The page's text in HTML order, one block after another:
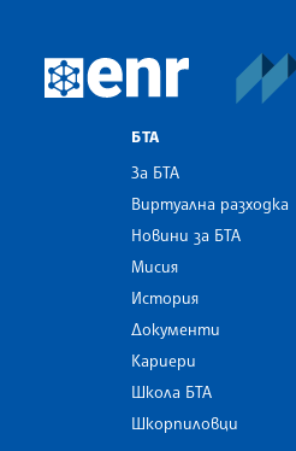
European
БТА
За БТА
Виртуална разходка
Новини за БТА
Мисия
История
Документи
Кариери
Школа БТА
Шкорпиловци